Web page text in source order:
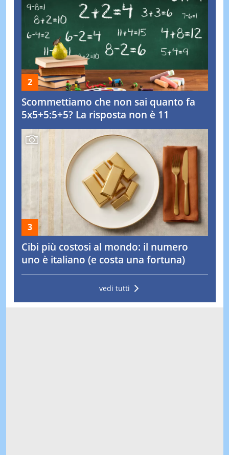
Scommettiamo che non sai quanto fa
5x5+5:5+5? La risposta non è 11
Cibi più costosi al mondo: il numero
uno è italiano (e costa una fortuna)
vedi tutti